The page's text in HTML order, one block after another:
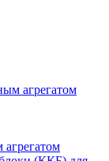
агрегатом